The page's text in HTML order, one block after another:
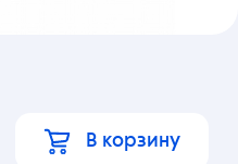
В корзину